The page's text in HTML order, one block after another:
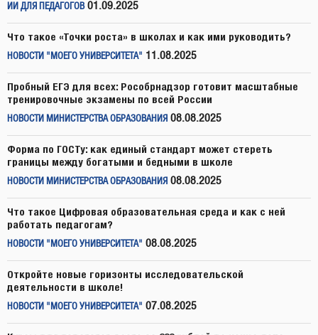
ИИ ДЛЯ ПЕДАГОГОВ 01.09.2025
Что такое «Точки роста» в школах и как ими руководить?
НОВОСТИ "МОЕГО УНИВЕРСИТЕТА" 11.08.2025
Пробный ЕГЭ для всех: Рособрнадзор готовит масштабные
тренировочные экзамены по всей России
НОВОСТИ МИНИСТЕРСТВА ОБРАЗОВАНИЯ 08.08.2025
Форма по ГОСТу: как единый стандарт может стереть
границы между богатыми и бедными в школе
НОВОСТИ МИНИСТЕРСТВА ОБРАЗОВАНИЯ 08.08.2025
Что такое Цифровая образовательная среда и как с ней
работать педагогам?
НОВОСТИ "МОЕГО УНИВЕРСИТЕТА" 08.08.2025
Откройте новые горизонты исследовательской
деятельности в школе!
НОВОСТИ "МОЕГО УНИВЕРСИТЕТА" 07.08.2025